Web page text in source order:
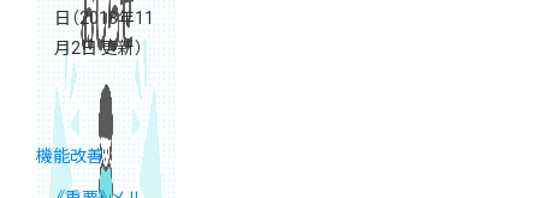
日（2018年11
月2日 更新）
機能改善